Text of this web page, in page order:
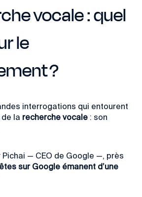
vocale : quel
le
?
interrogations qui entourent
la recherche vocale : son
Pichai — CEO de Google —, près
sur Google émanent d’une